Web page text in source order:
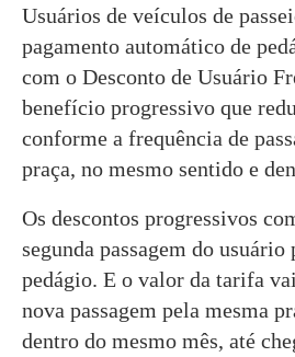
Usuários de veículos de
pagamento automático de
com o Desconto de Usuário
benefício progressivo que
conforme a frequência de
praça, no mesmo sentido e
Os descontos progressivos
segunda passagem do usuário
pedágio. E o valor da tarifa
nova passagem pela mesma
dentro do mesmo mês, até